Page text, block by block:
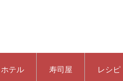
ホテル 寿司屋 レシピ